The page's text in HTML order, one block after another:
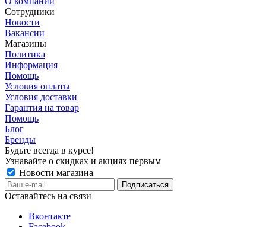
Сотрудники
Новости
Вакансии
Магазины
Политика
Информация
Помощь
Условия оплаты
Условия доставки
Гарантия на товар
Помощь
Блог
Бренды
Будьте всегда в курсе!
Узнавайте о скидках и акциях первым
Новости магазина
Оставайтесь на связи
Вконтакте